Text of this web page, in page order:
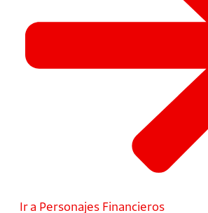
Ir a Personajes Financieros